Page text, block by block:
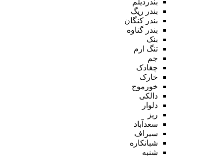
بندر ریگ
بندر کنگان
بندر گناوه
بنک
تنگ ارم
جم
چغادک
خارک
خورموج
دالکی
دلوار
ریز
سعدآباد
سیراف
شبانکاره
شنبه